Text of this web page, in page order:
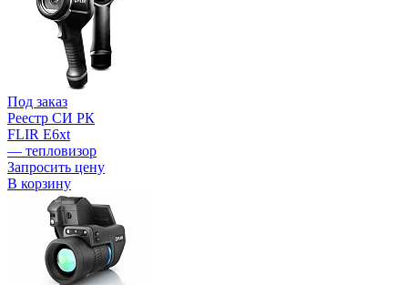
Под заказ
Реестр СИ РК
FLIR E6xt
— тепловизор
Запросить цену
В корзину